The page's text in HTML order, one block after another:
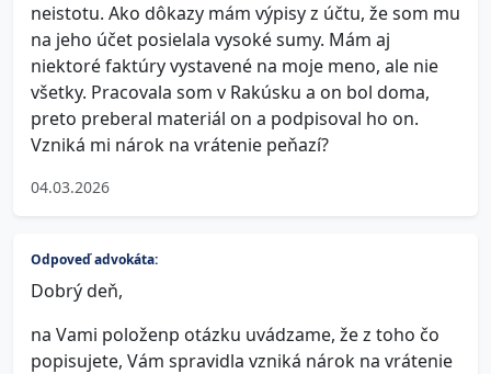
neistotu. Ako dôkazy mám výpisy z účtu, že som mu
na jeho účet posielala vysoké sumy. Mám aj
niektoré faktúry vystavené na moje meno, ale nie
všetky. Pracovala som v Rakúsku a on bol doma,
preto preberal materiál on a podpisoval ho on.
Vzniká mi nárok na vrátenie peňazí?
04.03.2026
Odpoveď advokáta:
Dobrý deň,
na Vami položenp otázku uvádzame, že z toho čo
popisujete, Vám spravidla vzniká nárok na vrátenie